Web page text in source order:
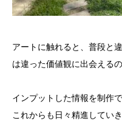
アートに触れると、普段と
は違った価値観に出会える
インプットした情報を制作
これからも日々精進していき